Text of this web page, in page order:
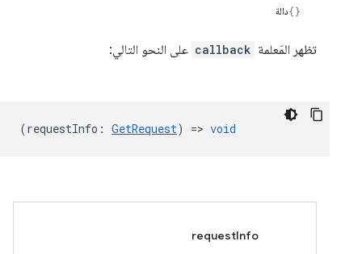
دالة
تظهر المَعلمة callback على النحو التالي:
(requestInfo : GetRequest) => void
requestInfo